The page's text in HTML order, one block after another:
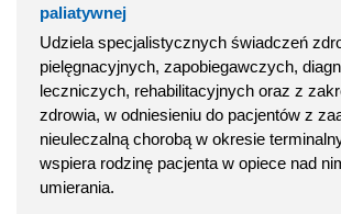
paliatywnej
Udziela specjalistycznych świadczeń
pielęgnacyjnych, zapobiegawczych,
leczniczych, rehabilitacyjnych oraz z
zdrowia, w odniesieniu do pacjentów z
nieuleczalną chorobą w okresie
wspiera rodzinę pacjenta w opiece nad
umierania.